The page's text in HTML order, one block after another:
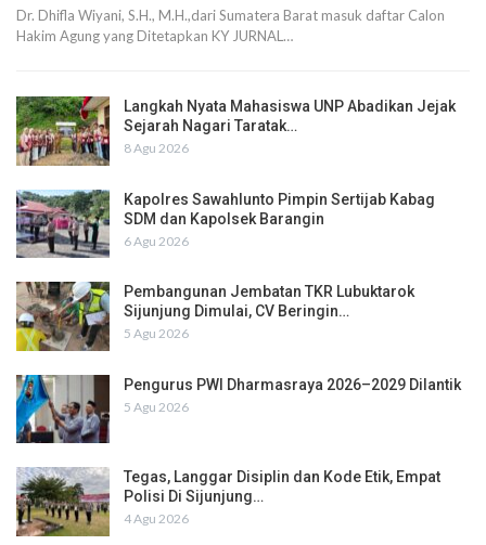
Dr. Dhifla Wiyani, S.H., M.H.,dari Sumatera Barat masuk daftar Calon
Hakim Agung yang Ditetapkan KY JURNAL…
Langkah Nyata Mahasiswa UNP Abadikan Jejak
Sejarah Nagari Taratak…
8 Agu 2026
Kapolres Sawahlunto Pimpin Sertijab Kabag
SDM dan Kapolsek Barangin
6 Agu 2026
Pembangunan Jembatan TKR Lubuktarok
Sijunjung Dimulai, CV Beringin…
5 Agu 2026
Pengurus PWI Dharmasraya 2026–2029 Dilantik
5 Agu 2026
Tegas, Langgar Disiplin dan Kode Etik, Empat
Polisi Di Sijunjung…
4 Agu 2026